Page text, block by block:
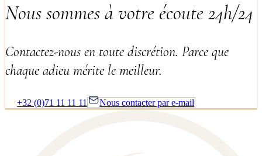
Nous sommes à votre écoute 24h/24
Contactez-nous en toute discrétion. Parce que
chaque adieu mérite le meilleur.
+32 (0)71 11 11 11 Nous contacter par e-mail